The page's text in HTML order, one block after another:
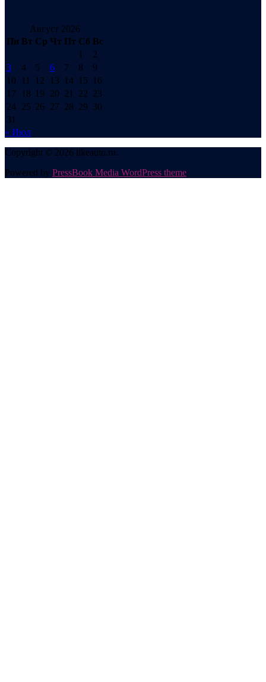
Август 2026
Пн Вт Ср Чт Пт Сб Вс
1
2
3
4 5 6 7 8
9
10
11 12 13 14 15
16
17
18 19 20 21 22 23
24 25 26 27 28 29 30
31
« Июл
Copyright © 2026 likeauto.ru.
Powered by PressBook Media WordPress theme